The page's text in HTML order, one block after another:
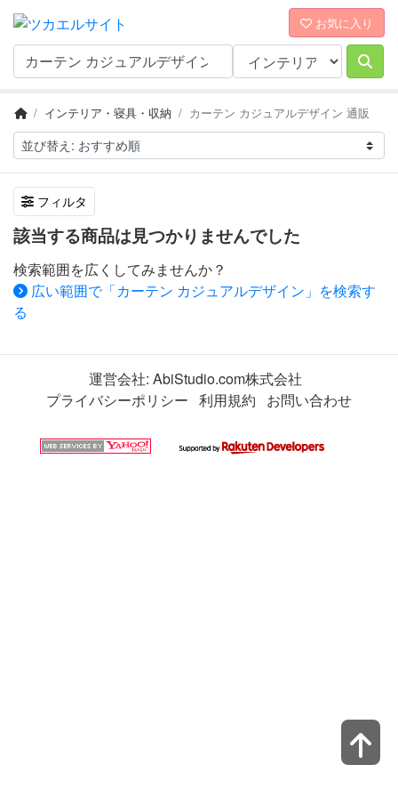
お気に入り
インテリア・寝具・収納 カーテン カジュアルデザイン 通販
フィルタ
該当する商品は見つかりませんでした
検索範囲を広くしてみませんか？
広い範囲で「カーテン カジュアルデザイン」を検索す
る
運営会社: AbiStudio.com株式会社
プライバシーポリシー 利用規約 お問い合わせ